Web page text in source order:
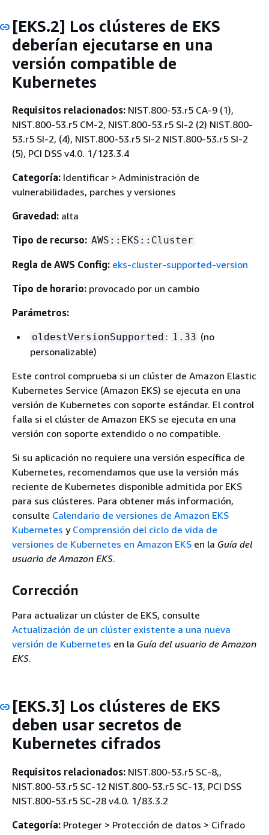
[EKS.2] Los clústeres de EKS
deberían ejecutarse en una
versión compatible de
Kubernetes
Requisitos relacionados: NIST.800-53.r5 CA-9 (1),
NIST.800-53.r5 CM-2, NIST.800-53.r5 SI-2 (2) NIST.800-
53.r5 SI-2, (4), NIST.800-53.r5 SI-2 NIST.800-53.r5 SI-2
(5), PCI DSS v4.0. 1/123.3.4
Categoría: Identificar > Administración de
vulnerabilidades, parches y versiones
Gravedad: alta
Tipo de recurso: AWS::EKS::Cluster
Regla de AWS Config: eks-cluster-supported-version
Tipo de horario: provocado por un cambio
Parámetros:
oldestVersionSupported : 1.33 (no
personalizable)
Este control comprueba si un clúster de Amazon Elastic
Kubernetes Service (Amazon EKS) se ejecuta en una
versión de Kubernetes con soporte estándar. El control
falla si el clúster de Amazon EKS se ejecuta en una
versión con soporte extendido o no compatible.
Si su aplicación no requiere una versión específica de
Kubernetes, recomendamos que use la versión más
reciente de Kubernetes disponible admitida por EKS
para sus clústeres. Para obtener más información,
consulte Calendario de versiones de Amazon EKS
Kubernetes y Comprensión del ciclo de vida de
versiones de Kubernetes en Amazon EKS en la Guía del
usuario de Amazon EKS.
Corrección
Para actualizar un clúster de EKS, consulte
Actualización de un clúster existente a una nueva
versión de Kubernetes en la Guía del usuario de Amazon
EKS.
[EKS.3] Los clústeres de EKS
deben usar secretos de
Kubernetes cifrados
Requisitos relacionados: NIST.800-53.r5 SC-8,,
NIST.800-53.r5 SC-12 NIST.800-53.r5 SC-13, PCI DSS
NIST.800-53.r5 SC-28 v4.0. 1/83.3.2
Categoría: Proteger > Protección de datos > Cifrado